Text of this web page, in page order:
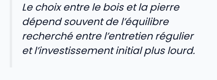
Le choix entre le bois et la pierre
dépend souvent de l’équilibre
recherché entre l’entretien régulier
et l’investissement initial plus lourd.